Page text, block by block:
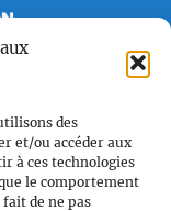
des
et/ou accéder aux
à ces technologies
le comportement
de ne pas